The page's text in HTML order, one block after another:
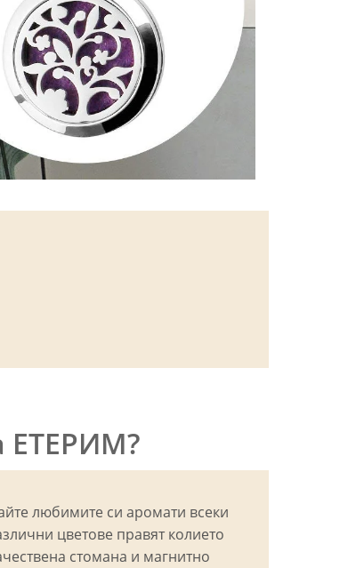
ЕТЕРИМ?
любимите си аромати всеки
цветове правят колието
стомана и магнитно